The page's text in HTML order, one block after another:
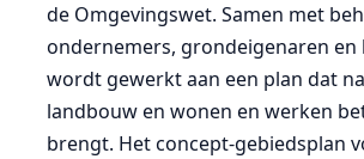
de Omgevingswet. Samen met
ondernemers, grondeigenaren en
wordt gewerkt aan een plan dat
landbouw en wonen en werken
brengt. Het concept-gebiedsplan